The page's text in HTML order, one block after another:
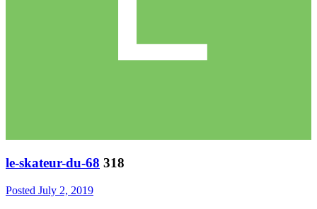
le-skateur-du-68 318
Posted July 2, 2019